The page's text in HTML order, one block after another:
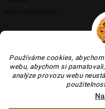
Používáme cookies,
webu, abychom si
analýze provozu webu
použitelnost
Proč si vybrat naši keramiku?
Jak vybrat vánoční venkovní
Co dokážou vaječné skořápky